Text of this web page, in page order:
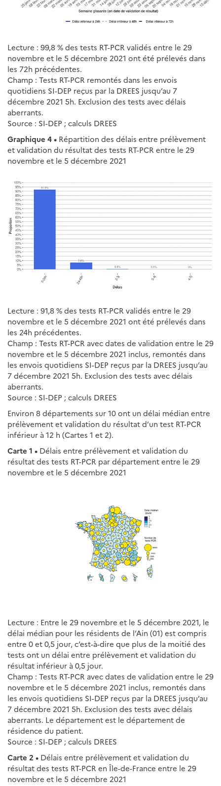
Lecture : 99,8 % des tests RT-PCR validés entre le 29
novembre et le 5 décembre 2021 ont été prélevés dans
les 72h précédentes.
Champ : Tests RT-PCR remontés dans les envois
quotidiens SI-DEP reçus par la DREES jusqu’au 7
décembre 2021 5h. Exclusion des tests avec délais
aberrants.
Source : SI-DEP ; calculs DREES
Graphique 4 • Répartition des délais entre prélèvement
et validation du résultat des tests RT-PCR entre le 29
novembre et le 5 décembre 2021
Lecture : 91,8 % des tests RT-PCR validés entre le 29
novembre et le 5 décembre 2021 ont été prélevés dans
les 24h précédentes.
Champ : Tests RT-PCR avec dates de validation entre le 29
novembre et le 5 décembre 2021 inclus, remontés dans
les envois quotidiens SI-DEP reçus par la DREES jusqu’au
7 décembre 2021 5h. Exclusion des tests avec délais
aberrants.
Source : SI-DEP ; calculs DREES
Environ 8 départements sur 10 ont un délai médian entre
prélèvement et validation du résultat d’un test RT-PCR
inférieur à 12 h (Cartes 1 et 2).
Carte 1 • Délais entre prélèvement et validation du
résultat des tests RT-PCR par département entre le 29
novembre et le 5 décembre 2021
Lecture : Entre le 29 novembre et le 5 décembre 2021, le
délai médian pour les résidents de l’Ain (01) est compris
entre 0 et 0,5 jour, c’est-à-dire que plus de la moitié des
tests ont un délai entre prélèvement et validation du
résultat inférieur à 0,5 jour.
Champ : Tests RT-PCR avec dates de validation entre le 29
novembre et le 5 décembre 2021 inclus, remontés dans
les envois quotidiens SI-DEP reçus par la DREES jusqu’au
7 décembre 2021 5h. Exclusion des tests avec délais
aberrants. Le département est le département de
résidence du patient.
Source : SI-DEP ; calculs DREES
Carte 2 • Délais entre prélèvement et validation du
résultat des tests RT-PCR en Île-de-France entre le 29
novembre et le 5 décembre 2021